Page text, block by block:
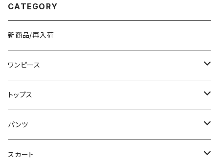
CATEGORY
新商品/再入荷
ワンピース
ミニ/ショート
ミディアム/ミモレ
ロング/マキシ
トップス
Tシャツ/カットソー
タンクトップ/キャミソール
パンツ
ショート丈
スカート